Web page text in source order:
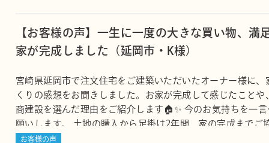
【お客様の声】一生に一度の大きな買い物、満
家が完成しました（延岡市・K様）
宮崎県延岡市で注文住宅をご建築いただいたオーナー様に、
くりの感想をお聞きしました。お家が完成して感じたことや
商建設を選んだ理由をご紹介します🏠✨ 今のお気持ちを一言
願いします。 土地の購入から足掛け2年間、家の完成までご
ありがとうございました。土地を購入して、家を建てる際の
お客様の声